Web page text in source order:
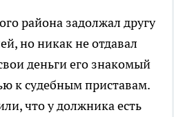
района задолжал другу
но никак не отдавал
деньги его знакомый
к судебным приставам.
что у должника есть